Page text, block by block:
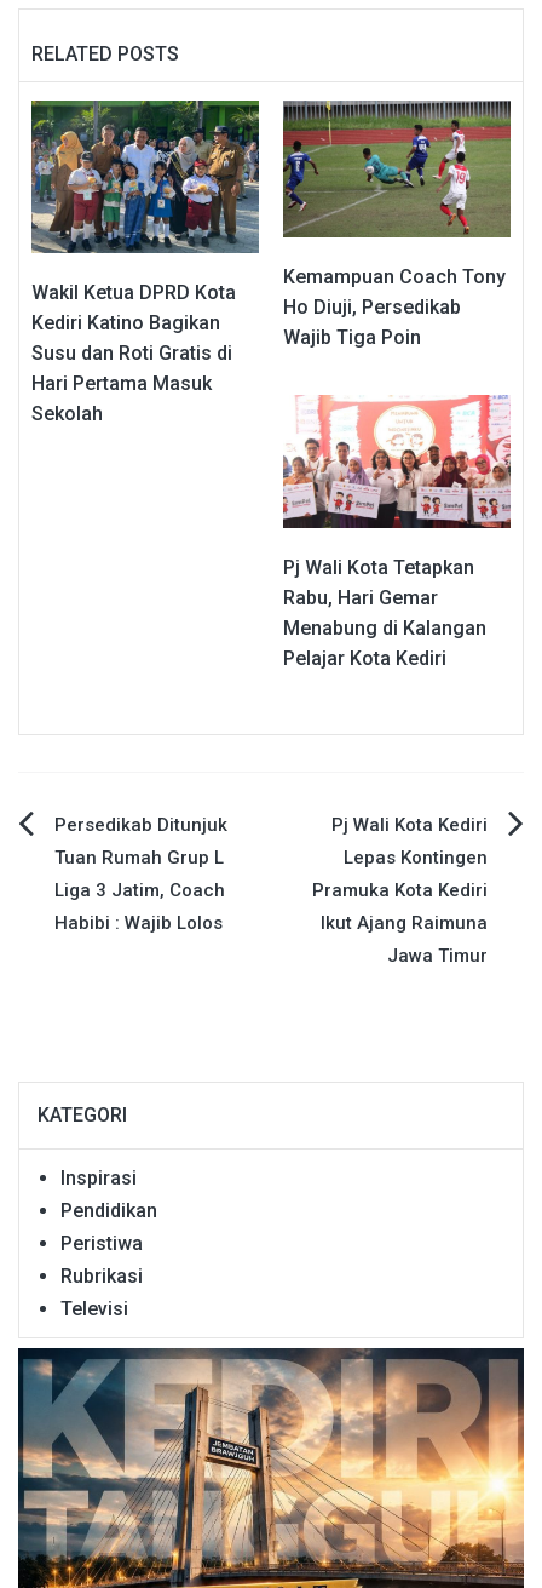
RELATED POSTS
Wakil Ketua DPRD Kota
Kediri Katino Bagikan
Susu dan Roti Gratis di
Hari Pertama Masuk
Sekolah
Kemampuan Coach Tony
Ho Diuji, Persedikab
Wajib Tiga Poin
Pj Wali Kota Tetapkan
Rabu, Hari Gemar
Menabung di Kalangan
Pelajar Kota Kediri
Navigasi
pos
Persedikab Ditunjuk
Tuan Rumah Grup L
Liga 3 Jatim, Coach
Habibi : Wajib Lolos
Pj Wali Kota Kediri
Lepas Kontingen
Pramuka Kota Kediri
Ikut Ajang Raimuna
Jawa Timur
KATEGORI
Inspirasi
Pendidikan
Peristiwa
Rubrikasi
Televisi